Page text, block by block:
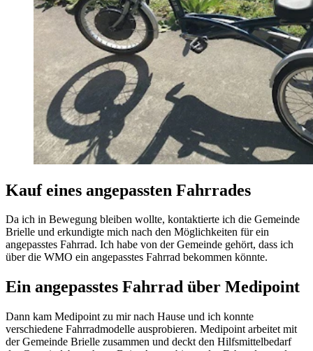
Kauf eines angepassten Fahrrades
Da ich in Bewegung bleiben wollte, kontaktierte ich die Gemeinde
Brielle und erkundigte mich nach den Möglichkeiten für ein
angepasstes Fahrrad. Ich habe von der Gemeinde gehört, dass ich
über die WMO ein angepasstes Fahrrad bekommen könnte.
Ein angepasstes Fahrrad über Medipoint
Dann kam Medipoint zu mir nach Hause und ich konnte
verschiedene Fahrradmodelle ausprobieren. Medipoint arbeitet mit
der Gemeinde Brielle zusammen und deckt den Hilfsmittelbedarf